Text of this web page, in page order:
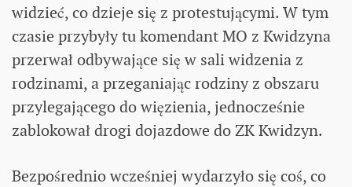
widzieć, co dzieje się z protestującymi. W tym
czasie przybyły tu komendant MO z Kwidzyna
przerwał odbywające się w sali widzenia z
rodzinami, a przeganiając rodziny z obszaru
przylegającego do więzienia, jednocześnie
zablokował drogi dojazdowe do ZK Kwidzyn.
Bezpośrednio wcześniej wydarzyło się coś, co